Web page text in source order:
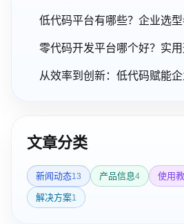
低代码平台有哪些？企业选
零代码开发平台哪个好？实
从效率到创新：低代码赋能
文章分类
新闻动态13 产品信息4 使用
解决方案1